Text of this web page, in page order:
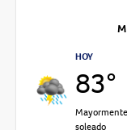
HOY
83°
Mayormente
soleado